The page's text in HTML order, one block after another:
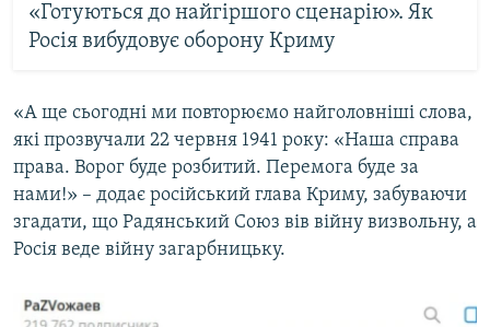
«Готуються до найгіршого сценарію». Як
Росія вибудовує оборону Криму
«А ще сьогодні ми повторюємо найголовніші слова,
які прозвучали 22 червня 1941 року: «Наша справа
права. Ворог буде розбитий. Перемога буде за
нами!» – додає російський глава Криму, забуваючи
згадати, що Радянський Союз вів війну визвольну, а
Росія веде війну загарбницьку.